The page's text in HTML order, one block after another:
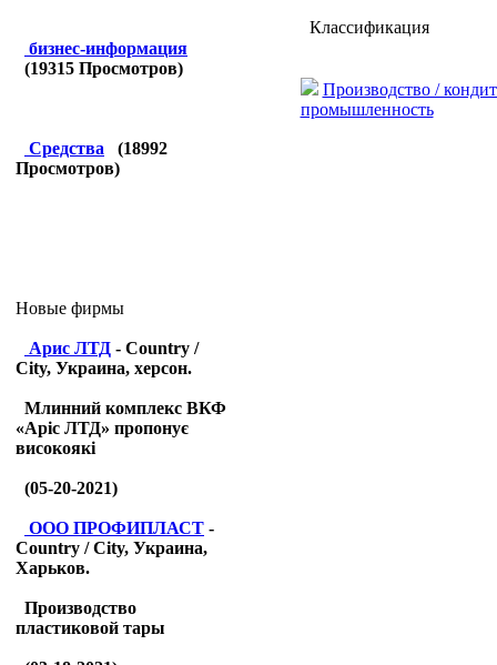
бизнес-информация
(19315 Просмотров)
Средства (18992
Просмотров)
Новые фирмы
Арис ЛТД - Country /
City, Украина, херсон.
Млинний комплекс ВКФ
«Аріс ЛТД» пропонує
високоякі
(05-20-2021)
ООО ПРОФИПЛАСТ -
Country / City, Украина,
Харьков.
Производство
пластиковой тары
Классификация
Производство /
промышленность